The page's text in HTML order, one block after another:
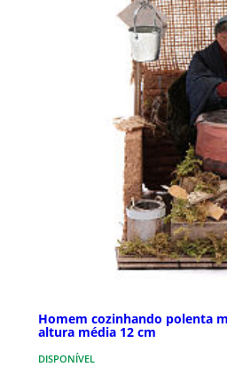
Homem cozinhando polenta
altura média 12 cm
DISPONÍVEL